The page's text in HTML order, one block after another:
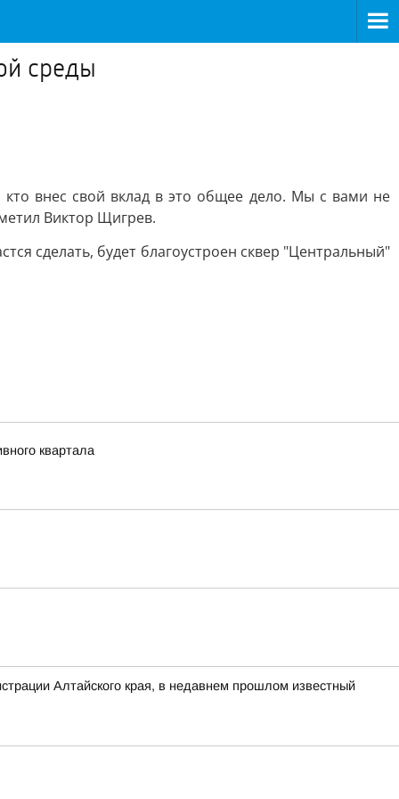
среды
внес свой вклад в это общее дело. Мы с вами не
Виктор Щигрев.
сделать, будет благоустроен сквер "Центральный"
квартала
Алтайского края, в недавнем прошлом известный